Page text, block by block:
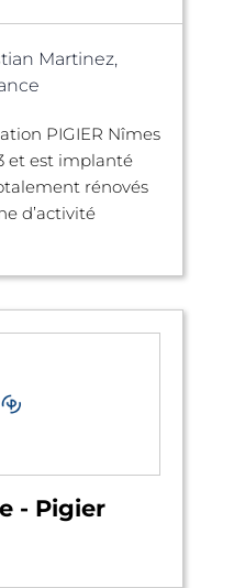
Martinez,
PIGIER Nîmes
et est implanté
rénovés
d’activité
- Pigier